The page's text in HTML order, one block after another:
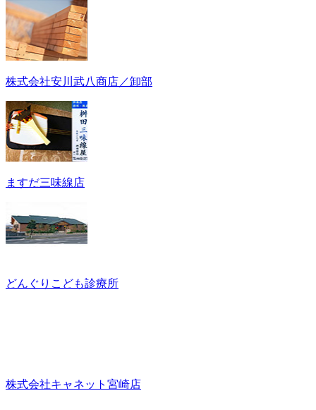
株式会社安川武八商店／卸部
ますだ三味線店
どんぐりこども診療所
株式会社キャネット宮崎店